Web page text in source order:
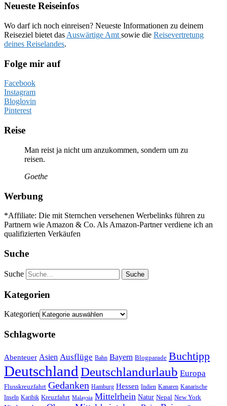
Neueste Reiseinfos
Wo darf ich noch einreisen? Neueste Informationen zu deinem
Reiseziel bietet das Auswärtige Amt sowie die Reisevertretung
deines Reiselandes.
Folge mir auf
Facebook
Instagram
Bloglovin
Pinterest
Reise
Man reist ja nicht um anzukommen, sondern um zu
reisen.
Goethe
Werbung
*Affiliate: Die mit Sternchen versehenen Werbelinks führen zu
Partnern wie Amazon & Co. Als Amazon-Partner verdiene ich an
qualifizierten Verkäufen
Suche
Suche
Kategorien
Kategorien
Schlagworte
Abenteuer Asien Ausflüge Bahn Bayern Blogparade Buchtipp
Deutschland Deutschlandurlaub Europa
Flusskreuzfahrt Gedanken Hamburg Hessen Indien Kanaren Kanarische
Inseln Karibik Kreuzfahrt Malaysia Mittelrhein Natur Nepal New York